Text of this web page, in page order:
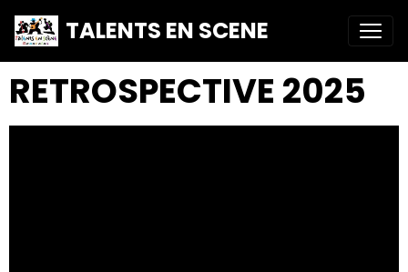
TALENTS EN SCENE
RETROSPECTIVE 2025